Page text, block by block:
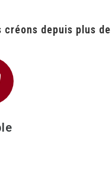
créons depuis plus